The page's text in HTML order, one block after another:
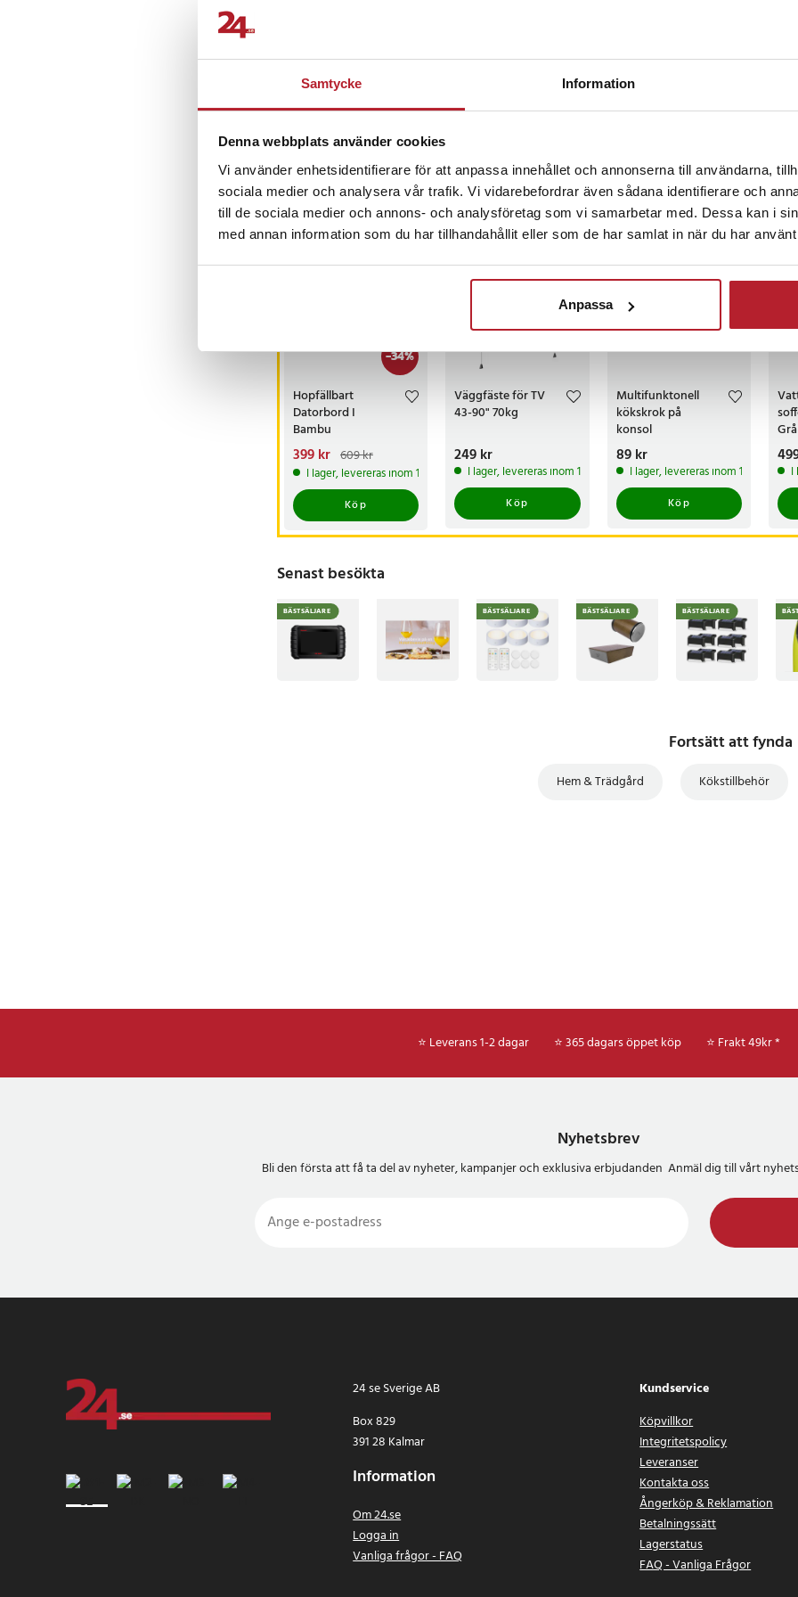
Samtycke Information
Denna webbplats använder cookies
Vi använder enhetsidentifierare för att anpassa innehållet och annonserna till användarna,
sociala medier och analysera vår trafik. Vi vidarebefordrar även sådana identifierare och
till de sociala medier och annons- och analysföretag som vi samarbetar med. Dessa kan i
med annan information som du har tillhandahållit eller som de har samlat in när du har
Anpassa
John B
Andra köpte också
-34%
Hopfällbart
Datorbord I
Bambu
Nuvarande pris
399 krTidigare pris:
609 kr
399 kr 609 kr
I lager, levereras inom 1-2 vardagar
Köp
Väggfäste för TV
43-90" 70kg
Pris:249 kr
249 kr
I lager, levereras inom 1-2 vardagar
Köp
Multifunktonell
kökskrok på
konsol
Pris:89 kr
89 kr
I lager, levereras inom 1-2 vardagar
Köp
Grå
Pris
I
Senast besökta
BÄSTSÄLJARE BÄSTSÄLJARE BÄSTSÄLJARE BÄSTSÄLJARE
Fortsätt att fynda
Hem & Trädgård Kökstillbehör
⭐ Leverans 1-2 dagar ⭐ 365 dagars öppet köp ⭐ Frakt 49kr *
Nyhetsbrev
Bli den första att få ta del av nyheter, kampanjer och exklusiva erbjudanden Anmäl dig till vårt
24 se Sverige AB
Box 829
391 28 Kalmar
Information
Om 24.se
Logga in
Vanliga frågor - FAQ
Kundservice
Köpvillkor
Integritetspolicy
Leveranser
Kontakta oss
Ångerköp & Reklamation
Betalningssätt
Lagerstatus
FAQ - Vanliga Frågor